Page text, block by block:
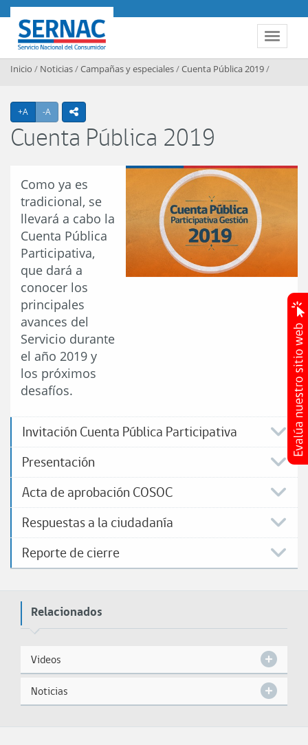
Contenido principal
Toggle
SERNAC
Inicio / Noticias/Campañas y especiales/Cuenta Pública 2019/
+A Agrandar texto
-A Achicar textoicono compartir
Cuenta Pública 2019
Como ya es
tradicional, se
llevará a cabo la
Cuenta Pública
Participativa,
que dará a
conocer los
principales
avances del
Servicio durante
el año 2019 y
los próximos
desafíos.
Invitación Cuenta Pública Participativa
Presentación
Acta de aprobación COSOC
Respuestas a la ciudadanía
Reporte de cierre
Relacionados
Videos
Noticias